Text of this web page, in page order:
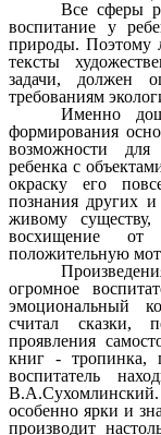
Все сферы
воспитание у
природы. Поэтому
тексты
задачи, должен
требованиям
Именно
формирования
возможности для
ребенка с
окраску его
познания других и
живому
восхищение от
положительную
огромное
эмоциональный
считал сказки,
проявления
книг - тропинка,
воспитатель
В.А.Сухомлинский.
особенно ярки и
производит